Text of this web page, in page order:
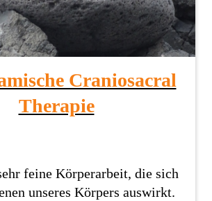
Craniosacral
Therapie
feine Körperarbeit, die sich
unseres Körpers auswirkt.